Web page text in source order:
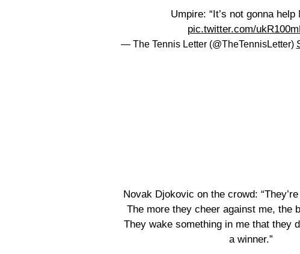
Umpire: “It’s not gonna help
pic.twitter.com/
— The Tennis Letter (@TheTennisLetter)
Novak Djokovic on the crowd:
The more they cheer against me, the
They wake something in me that they
a winner.”